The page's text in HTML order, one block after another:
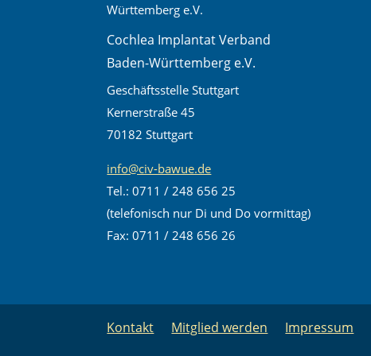
Cochlea Implantat Verband
Baden-Württemberg e.V.
Geschäftsstelle Stuttgart
Kernerstraße 45
70182 Stuttgart
info@civ-bawue.de
Tel.: 0711 / 248 656 25
(telefonisch nur Di und Do vormittag)
Fax: 0711 / 248 656 26
Kontakt Mitglied werden Impressum